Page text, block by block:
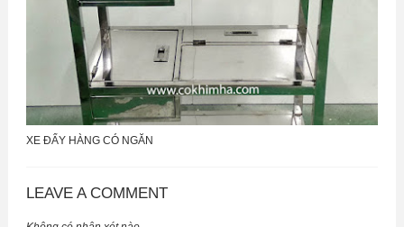
XE ĐẨY HÀNG CÓ NGĂN
LEAVE A COMMENT